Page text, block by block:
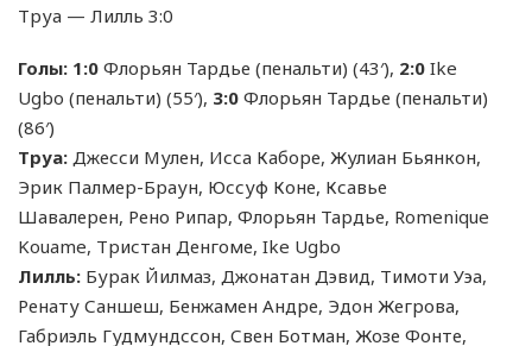
Труа — Лилль 3:0
Голы: 1:0 Флорьян Тардье (пенальти) (43′), 2:0 Ike
Ugbo (пенальти) (55′), 3:0 Флорьян Тардье (пенальти)
(86′)
Труа: Джесси Мулен, Исса Каборе, Жулиан Бьянкон,
Эрик Палмер-Браун, Юссуф Коне, Ксавье
Шавалерен, Рено Рипар, Флорьян Тардье, Romenique
Kouame, Тристан Денгоме, Ike Ugbo
Лилль: Бурак Йилмаз, Джонатан Дэвид, Тимоти Уэа,
Ренату Саншеш, Бенжамен Андре, Эдон Жегрова,
Габриэль Гудмундссон, Свен Ботман, Жозе Фонте,